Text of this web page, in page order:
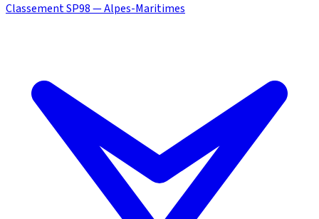
Classement SP98 — Alpes-Maritimes